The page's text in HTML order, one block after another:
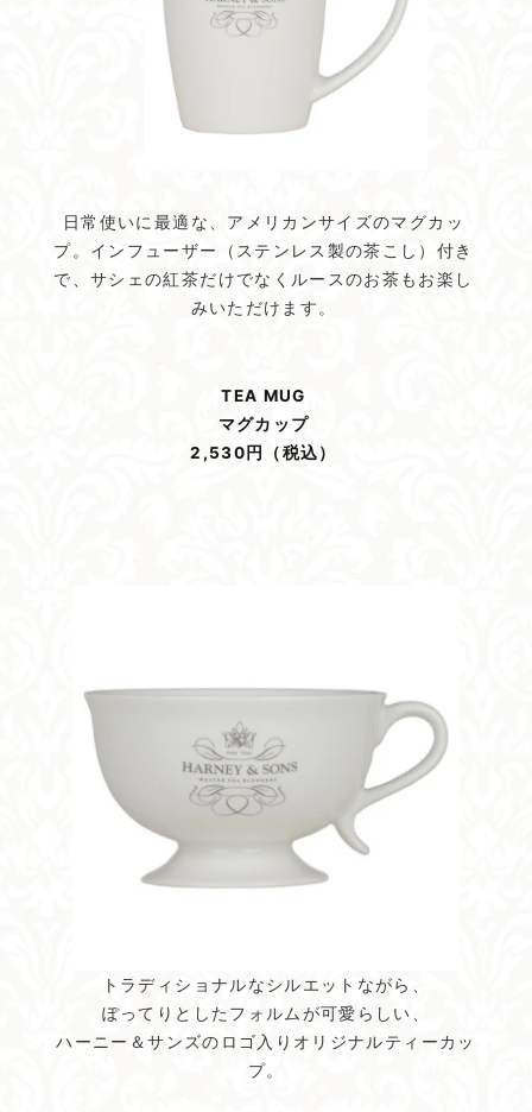
日常使いに最適な、アメリカンサイズのマグカッ
プ。インフューザー（ステンレス製の茶こし）付き
で、サシェの紅茶だけでなくルースのお茶もお楽し
みいただけます。
TEA MUG
マグカップ
2,530円（税込）
トラディショナルなシルエットながら、
ぽってりとしたフォルムが可愛らしい、
ハーニー＆サンズのロゴ入りオリジナルティーカッ
プ。